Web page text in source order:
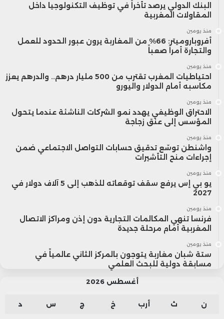
البنك الدولي يرصد تأخراً في توظيف التكنولوجيا داخل
المقاولات المغربية
منذ يومين
أفروباروميتر: 66% من المغاربة يرون عبور الحدود للعمل
والتجارة أمراً صعباً
منذ يومين
احتياطيات المغرب تقترب من 500 مليار درهم.. والدرهم يعزز
مكاسبه أمام الدولار واليورو
منذ يومين
الاحتراق الوظيفي يهدد نمو الشركات الناشئة عندما يتحول
المؤسس إلى عنق زجاجة
منذ يومين
واشنطن توسّع تدقيق حسابات التواصل الاجتماعي ضمن
إجراءات منح التأشيرات
منذ يومين
يو بي إس يرفع سقف توقعاته للذهب إلى 5 آلاف دولار في
2027
منذ يومين
فرنسا تنهي المكالمات التجارية دون إذن ومراكز الاتصال
المغربية أمام مرحلة جديدة
منذ يومين
ستة شبان مغاربة يتوجون بالمركز الثاني عالمياً في
مسابقة دولية للبحث العلمي
أغسطس 2026
ن ث أرب خ ج س د